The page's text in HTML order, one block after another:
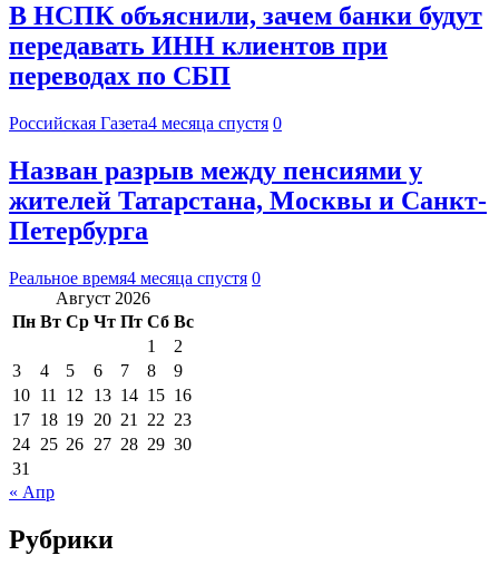
В НСПК объяснили, зачем банки будут
передавать ИНН клиентов при
переводах по СБП
Российская Газета4 месяца спустя 0
Назван разрыв между пенсиями у
жителей Татарстана, Москвы и Санкт-
Петербурга
Реальное время4 месяца спустя 0
Август 2026
Пн Вт Ср Чт Пт Сб Вс
1
2
3
4 5 6 7 8
9
10 11 12 13 14 15 16
17 18 19 20 21 22 23
24 25 26 27 28 29 30
31
« Апр
Рубрики